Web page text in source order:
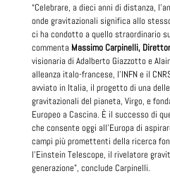
“Celebrare, a dieci anni di distanza,
onde gravitazionali significa allo
ci ha condotto a quello straordinario
commenta Massimo Carpinelli,
visionaria di Adalberto Giazzotto e
alleanza italo-francese, l’INFN e il
avviato in Italia, il progetto di una
gravitazionali del pianeta, Virgo, e
Europeo a Cascina. È il successo di
che consente oggi all’Europa di
campi più promettenti della ricerca
l’Einstein Telescope, il rivelatore
generazione”, conclude Carpinelli.